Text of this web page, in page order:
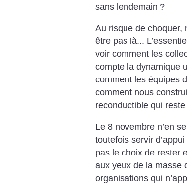
sans lendemain ?
Au risque de choquer,
être pas là...
voir comment les
compte la dynamique
comment les équipes
comment nous
reconductible qui
Le 8 novembre n’en
toutefois servir
pas le choix de rester
aux yeux de la masse
organisations qui